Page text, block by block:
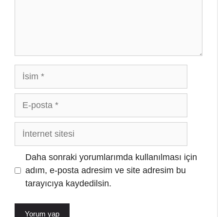
İsim
posta
İnternet
Daha sonraki yorumlarımda kullanılması için
adım, e-posta adresim ve site adresim bu
tarayıcıya kaydedilsin.